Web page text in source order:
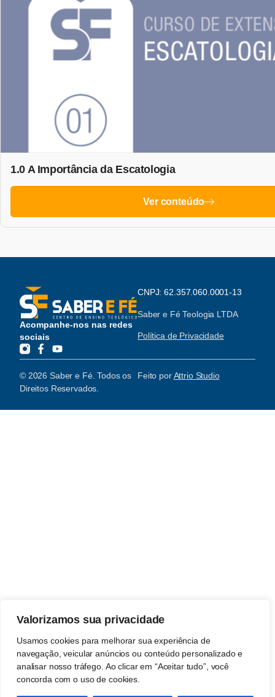
Valorizamos sua privacidade
Usamos cookies para melhorar sua experiência de
navegação, veicular anúncios ou conteúdo personalizado e
analisar nosso tráfego. Ao clicar em “Aceitar tudo”, você
concorda com o uso de cookies.
1.0 A Importância da Escatologia
Ver conteúdo
Acompanhe-nos nas redes
sociais
CNPJ: 62.357.060.0001-13
Saber e Fé Teologia LTDA
Política de Privacidade
© 2026 Saber e Fé. Todos os
Direitos Reservados.
Feito porAttrio Studio